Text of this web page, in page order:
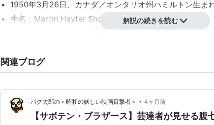
1950年3月26日、カナダ／オンタリオ州ハミルトン生ま
生名：Martin Hayter Short
主な作品
オズ めざせ！エメラルドの国へ（2013） 声の出演
フランケンウィニー（2012） 声の出演
マダガスカル3 （2012） 声の出演
解説の続きを読む
関連ブログ
パグ太郎の＜昭和の妖しい映画目撃者＞ • 4ヶ月前
【サボテン・ブラザース】芸達者が見せる腹